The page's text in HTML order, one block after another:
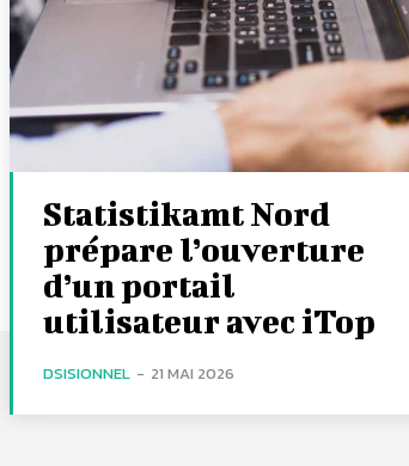
Statistikamt Nord
prépare l’ouverture
d’un portail
utilisateur avec iTop
DSISIONNEL - 21 MAI 2026